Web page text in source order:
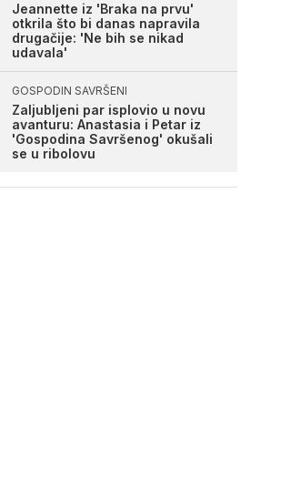
Jeannette iz 'Braka na prvu'
otkrila što bi danas napravila
drugačije: 'Ne bih se nikad
udavala'
GOSPODIN SAVRŠENI
Zaljubljeni par isplovio u novu
avanturu: Anastasia i Petar iz
'Gospodina Savršenog' okušali
se u ribolovu